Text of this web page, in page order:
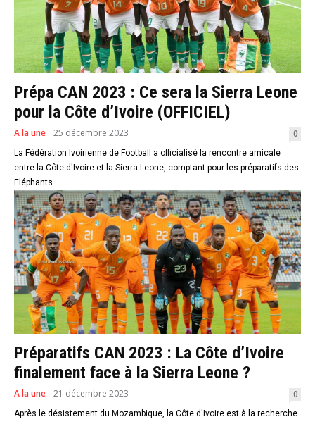
Prépa CAN 2023 : Ce sera la Sierra Leone
pour la Côte d’Ivoire (OFFICIEL)
A la une 25 décembre 2023 0
La Fédération Ivoirienne de Football a officialisé la rencontre amicale
entre la Côte d'Ivoire et la Sierra Leone, comptant pour les préparatifs des
Eléphants...
Préparatifs CAN 2023 : La Côte d’Ivoire
finalement face à la Sierra Leone ?
A la une 21 décembre 2023 0
Après le désistement du Mozambique, la Côte d'Ivoire est à la recherche